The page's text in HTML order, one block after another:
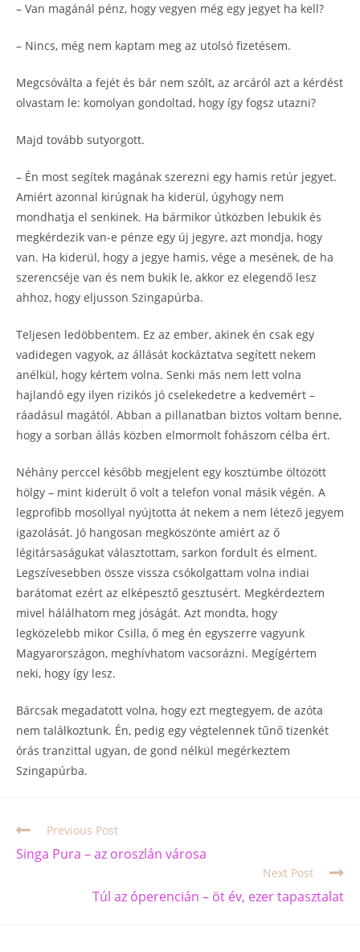
– Van magánál pénz, hogy vegyen még egy jegyet ha kell?
– Nincs, még nem kaptam meg az utolsó fizetésem.
Megcsóválta a fejét és bár nem szólt, az arcáról azt a kérdést
olvastam le: komolyan gondoltad, hogy így fogsz utazni?
Majd tovább sutyorgott.
– Én most segítek magának szerezni egy hamis retúr jegyet.
Amiért azonnal kirúgnak ha kiderül, úgyhogy nem
mondhatja el senkinek. Ha bármikor útközben lebukik és
megkérdezik van-e pénze egy új jegyre, azt mondja, hogy
van. Ha kiderül, hogy a jegye hamis, vége a mesének, de ha
szerencséje van és nem bukik le, akkor ez elegendő lesz
ahhoz, hogy eljusson Szingapúrba.
Teljesen ledöbbentem. Ez az ember, akinek én csak egy
vadidegen vagyok, az állását kockáztatva segített nekem
anélkül, hogy kértem volna. Senki más nem lett volna
hajlandó egy ilyen rizikós jó cselekedetre a kedvemért –
ráadásul magától. Abban a pillanatban biztos voltam benne,
hogy a sorban állás közben elmormolt fohászom célba ért.
Néhány perccel később megjelent egy kosztümbe öltözött
hölgy – mint kiderült ő volt a telefon vonal másik végén. A
legprofibb mosollyal nyújtotta át nekem a nem létező jegyem
igazolását. Jó hangosan megköszönte amiért az ő
légitársaságukat választottam, sarkon fordult és elment.
Legszívesebben össze vissza csókolgattam volna indiai
barátomat ezért az elképesztő gesztusért. Megkérdeztem
mivel hálálhatom meg jóságát. Azt mondta, hogy
legközelebb mikor Csilla, ő meg én egyszerre vagyunk
Magyarországon, meghívhatom vacsorázni. Megígértem
neki, hogy így lesz.
Bárcsak megadatott volna, hogy ezt megtegyem, de azóta
nem találkoztunk. Én, pedig egy végtelennek tűnő tizenkét
órás tranzittal ugyan, de gond nélkül megérkeztem
Szingapúrba.
Previous Post
Singa Pura – az oroszlán városa
Next Post
Túl az óperencián – öt év, ezer tapasztalat